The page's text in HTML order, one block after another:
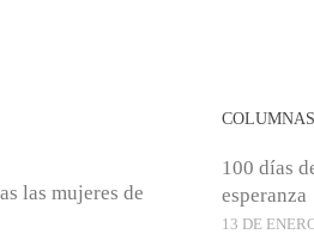
las mujeres de
COLUMNAS
100 días
esperanza
13 DE